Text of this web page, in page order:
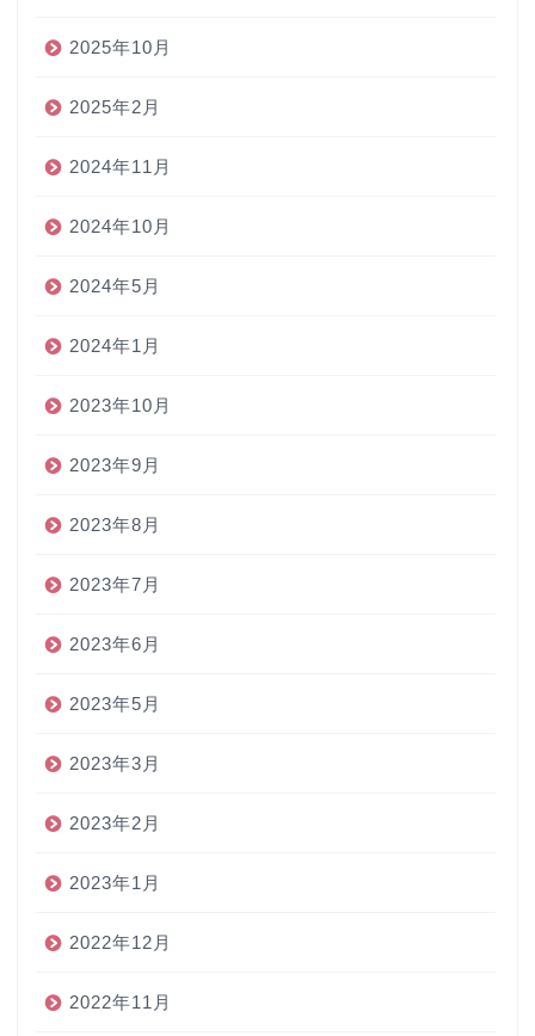
2025年10月
2025年2月
2024年11月
2024年10月
2024年5月
2024年1月
2023年10月
2023年9月
2023年8月
2023年7月
2023年6月
2023年5月
2023年3月
2023年2月
2023年1月
2022年12月
2022年11月